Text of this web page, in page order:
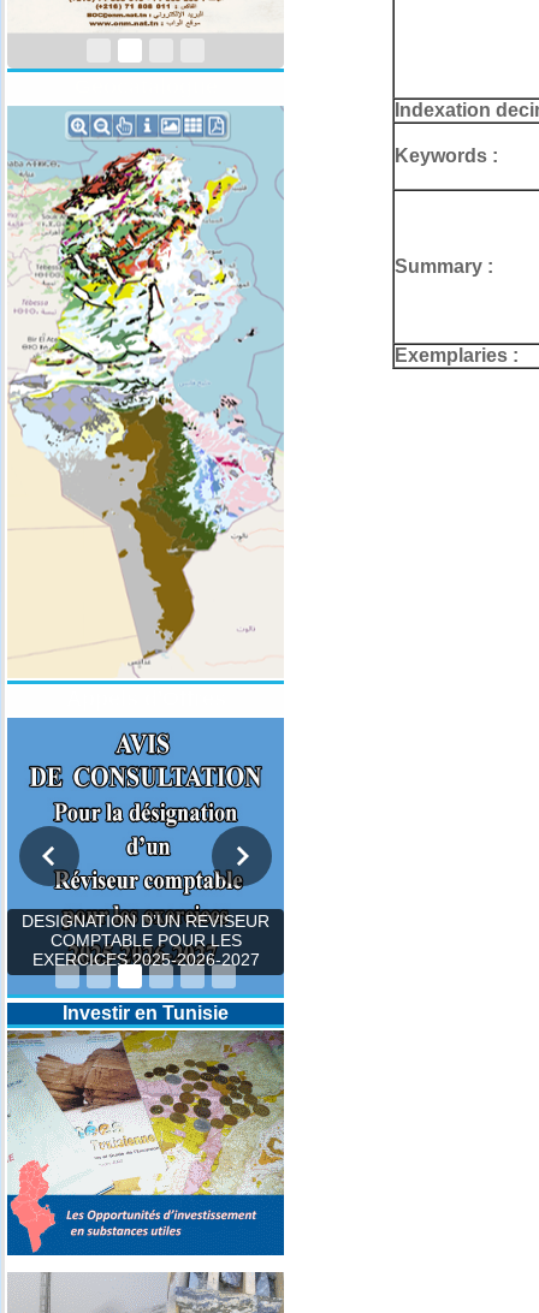
DESIGNATION D’UN REVISEUR
COMPTABLE POUR LES
EXERCICES 2025-2026-2027
Investir en Tunisie
Indexation
Keywords :
Summary :
Exemplaries :